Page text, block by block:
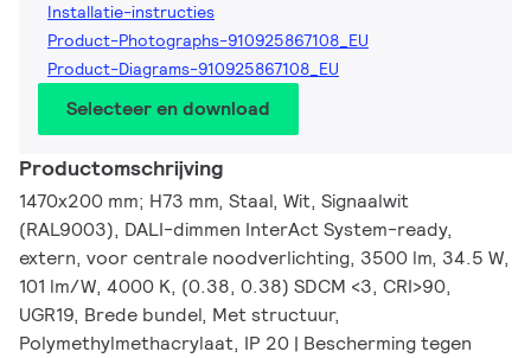
Installatie-instructies
Product-Photographs-910925867108_EU
Product-Diagrams-910925867108_EU
Selecteer en download
Productomschrijving
1470x200 mm; H73 mm, Staal, Wit, Signaalwit
(RAL9003), DALI-dimmen InterAct System-ready,
extern, voor centrale noodverlichting, 3500 lm, 34.5 W,
101 lm/W, 4000 K, (0.38, 0.38) SDCM <3, CRI>90,
UGR19, Brede bundel, Met structuur,
Polymethylmethacrylaat, IP 20 | Bescherming tegen